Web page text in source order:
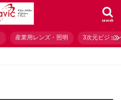
search
産業用レンズ・照明 3次元ビジョ